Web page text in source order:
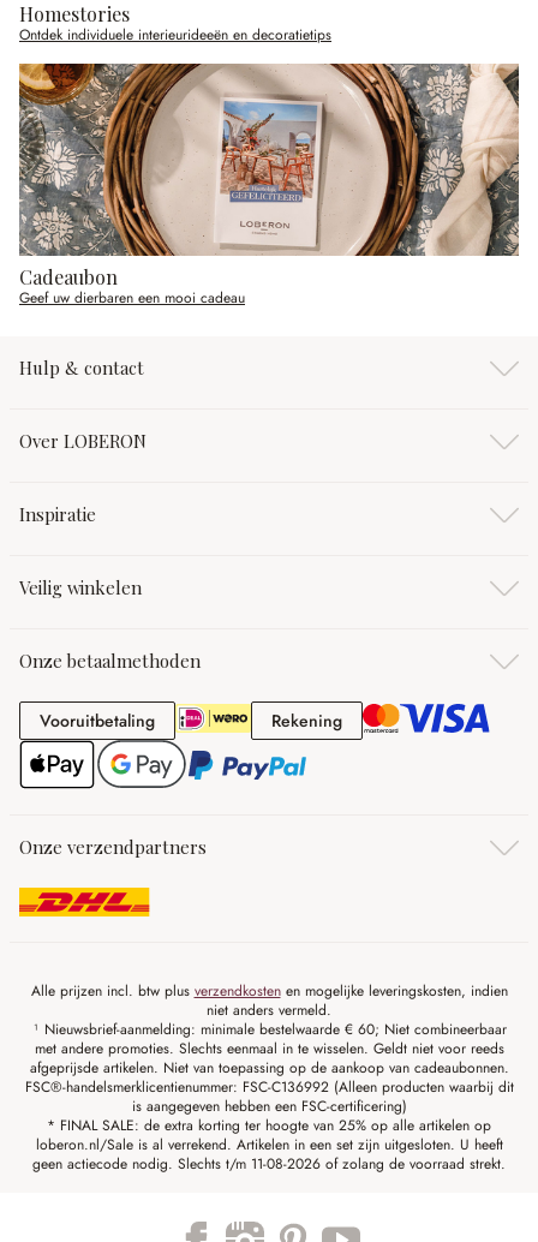
Homestories
Ontdek individuele interieurideeën en decoratietips
Cadeaubon
Geef uw dierbaren een mooi cadeau
Hulp & contact
Over LOBERON
Inspiratie
Veilig winkelen
Onze betaalmethoden
VooruitbetalingVooruitbetaling RekeningRekening
Onze verzendpartners
Alle prijzen incl. btw plus verzendkostenen mogelijke leveringskosten, indien
niet anders vermeld.
¹ Nieuwsbrief-aanmelding: minimale bestelwaarde € 60; Niet combineerbaar
met andere promoties. Slechts eenmaal in te wisselen. Geldt niet voor reeds
afgeprijsde artikelen. Niet van toepassing op de aankoop van cadeaubonnen.
FSC®-handelsmerklicentienummer: FSC-C136992 (Alleen producten waarbij dit
is aangegeven hebben een FSC-certificering)
* FINAL SALE: de extra korting ter hoogte van 25% op alle artikelen op
loberon.nl/Sale is al verrekend. Artikelen in een set zijn uitgesloten. U heeft
geen actiecode nodig. Slechts t/m 11-08-2026 of zolang de voorraad strekt.